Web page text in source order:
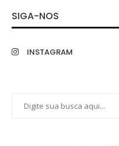
SIGA-NOS
INSTAGRAM